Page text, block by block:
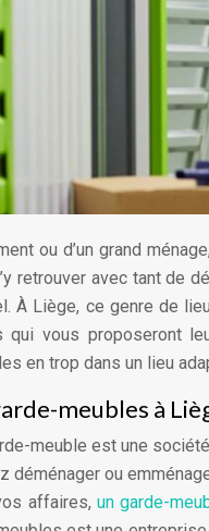
ou d’un grand
retrouver avec tant de
À Liège, ce genre de
qui vous proposeront
en trop dans un lieu
meubles à
meuble est une
déménager ou
affaires,un garde-